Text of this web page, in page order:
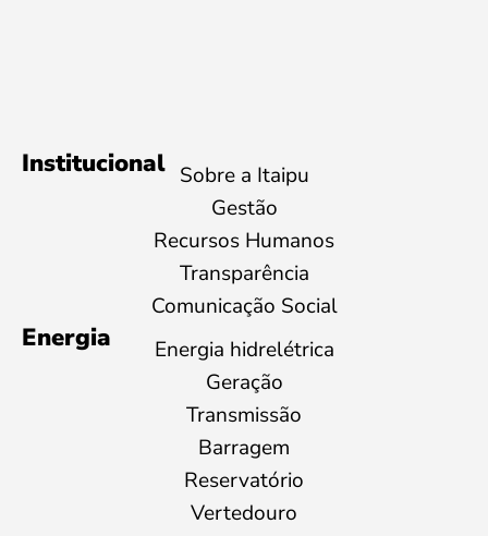
Institucional Sobre a Itaipu
Gestão
Recursos Humanos
Transparência
Comunicação Social
Energia
Energia hidrelétrica
Geração
Transmissão
Barragem
Reservatório
Vertedouro